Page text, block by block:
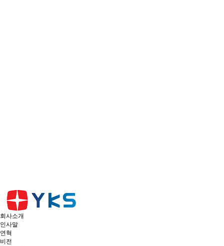
회사소개
인사말
연혁
비전